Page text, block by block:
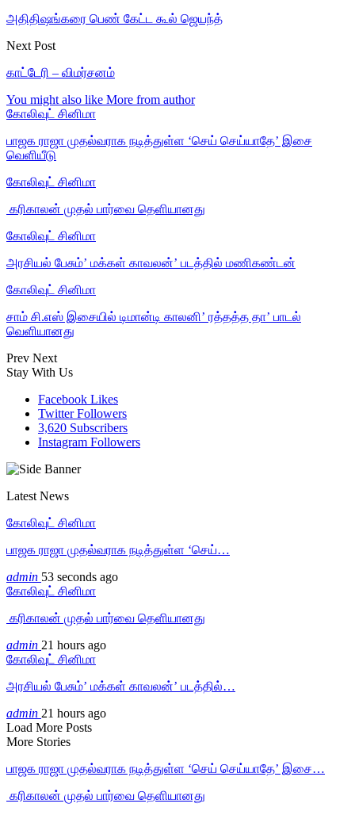
அதிதிஷங்கரை பெண் கேட்ட கூல் ஜெயந்த்
Next Post
காட்டேரி – விமர்சனம்
You might also like More from author
கோலிவுட் சினிமா
பாஜக ராஜா முதல்வராக நடித்துள்ள ‘செய் செய்யாதே’ இசை
வெளியீடு
கோலிவுட் சினிமா
‎ கரிகாலன் முதல் பார்வை தெளியானது
கோலிவுட் சினிமா
அரசியல் பேசும்’ மக்கள் காவலன்’ படத்தில் மணிகண்டன்
கோலிவுட் சினிமா
சாம் சி.எஸ் இசையில் டிமான்டி காலனி’ ரத்தத்த தா’ பாடல்
வெளியானது
Prev Next
Stay With Us
Facebook Likes
Twitter Followers
3,620 Subscribers
Instagram Followers
Latest News
கோலிவுட் சினிமா
பாஜக ராஜா முதல்வராக நடித்துள்ள ‘செய்…
admin 53 seconds ago
கோலிவுட் சினிமா
‎ கரிகாலன் முதல் பார்வை தெளியானது
admin 21 hours ago
கோலிவுட் சினிமா
அரசியல் பேசும்’ மக்கள் காவலன்’ படத்தில்…
admin 21 hours ago
Load More Posts
More Stories
பாஜக ராஜா முதல்வராக நடித்துள்ள ‘செய் செய்யாதே’ இசை…
‎ கரிகாலன் முதல் பார்வை தெளியானது